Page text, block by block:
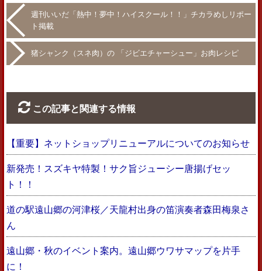
週刊いいだ「熱中！夢中！ハイスクール！！」チカラめしリポー
ト掲載
猪シャンク（スネ肉）の 「ジビエチャーシュー」お肉レシピ
この記事と関連する情報
【重要】ネットショップリニューアルについてのお知らせ
新発売！スズキヤ特製！サク旨ジューシー唐揚げセッ
ト！！
道の駅遠山郷の河津桜／天龍村出身の笛演奏者森田梅泉さ
ん
遠山郷・秋のイベント案内。遠山郷ウワサマップを片手
に！